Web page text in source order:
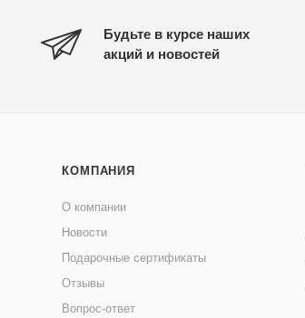
Будьте в курсе наших
акций и новостей
КОМПАНИЯ
О компании
Новости
Подарочные сертификаты
Отзывы
Вопрос-ответ